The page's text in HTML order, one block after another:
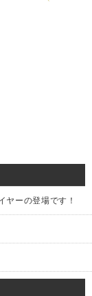
ヤーの登場です！